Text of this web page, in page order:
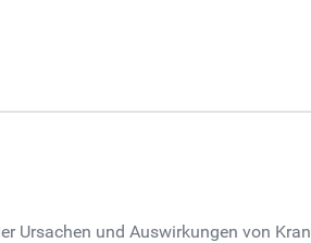
Ursachen und Auswirkungen von